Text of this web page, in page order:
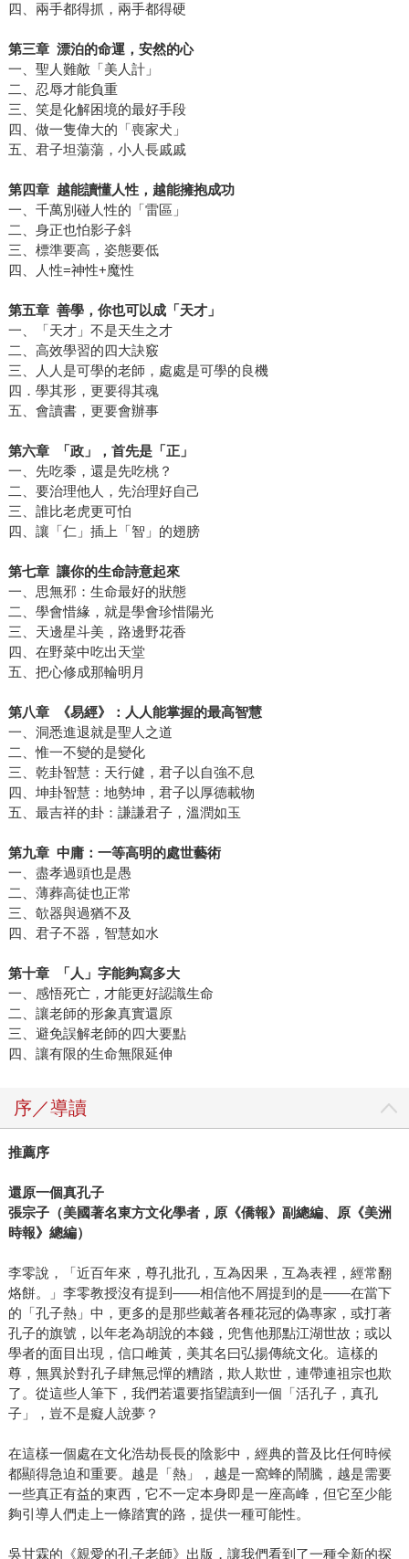
四、兩手都得抓，兩手都得硬
第三章 漂泊的命運，安然的心
一、聖人難敵「美人計」
二、忍辱才能負重
三、笑是化解困境的最好手段
四、做一隻偉大的「喪家犬」
五、君子坦蕩蕩，小人長戚戚
第四章 越能讀懂人性，越能擁抱成功
一、千萬別碰人性的「雷區」
二、身正也怕影子斜
三、標準要高，姿態要低
四、人性=神性+魔性
第五章 善學，你也可以成「天才」
一、「天才」不是天生之才
二、高效學習的四大訣竅
三、人人是可學的老師，處處是可學的良機
四．學其形，更要得其魂
五、會讀書，更要會辦事
第六章 「政」，首先是「正」
一、先吃黍，還是先吃桃？
二、要治理他人，先治理好自己
三、誰比老虎更可怕
四、讓「仁」插上「智」的翅膀
第七章 讓你的生命詩意起來
一、思無邪：生命最好的狀態
二、學會惜緣，就是學會珍惜陽光
三、天邊星斗美，路邊野花香
四、在野菜中吃出天堂
五、把心修成那輪明月
第八章 《易經》：人人能掌握的最高智慧
一、洞悉進退就是聖人之道
二、惟一不變的是變化
三、乾卦智慧：天行健，君子以自強不息
四、坤卦智慧：地勢坤，君子以厚德載物
五、最吉祥的卦：謙謙君子，溫潤如玉
第九章 中庸：一等高明的處世藝術
一、盡孝過頭也是愚
二、薄葬高徒也正常
三、欹器與過猶不及
四、君子不器，智慧如水
第十章 「人」字能夠寫多大
一、感悟死亡，才能更好認識生命
二、讓老師的形象真實還原
三、避免誤解老師的四大要點
四、讓有限的生命無限延伸
序／導讀
推薦序
還原一個真孔子
張宗子（美國著名東方文化學者，原《僑報》副總編、原《美洲
時報》總編）
李零說，「近百年來，尊孔批孔，互為因果，互為表裡，經常翻
烙餅。」李零教授沒有提到——相信他不屑提到的是——在當下
的「孔子熱」中，更多的是那些戴著各種花冠的偽專家，或打著
孔子的旗號，以年老為胡說的本錢，兜售他那點江湖世故；或以
學者的面目出現，信口雌黃，美其名曰弘揚傳統文化。這樣的
尊，無異於對孔子肆無忌憚的糟踏，欺人欺世，連帶連祖宗也欺
了。從這些人筆下，我們若還要指望讀到一個「活孔子，真孔
子」，豈不是癡人說夢？
在這樣一個處在文化浩劫長長的陰影中，經典的普及比任何時候
都顯得急迫和重要。越是「熱」，越是一窩蜂的鬧騰，越是需要
一些真正有益的東西，它不一定本身即是一座高峰，但它至少能
夠引導人們走上一條踏實的路，提供一種可能性。
吳甘霖的《親愛的孔子老師》出版，讓我們看到了一種全新的探